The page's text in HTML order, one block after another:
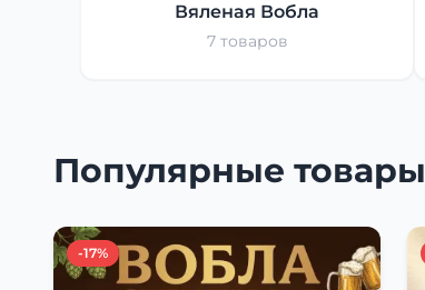
Вяленая Вобла
7 товаров
Популярные товары
-17%